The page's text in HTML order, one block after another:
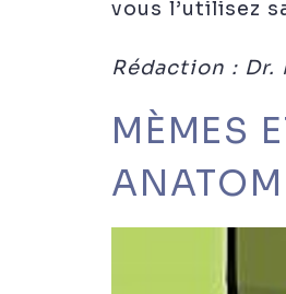
vous l’utilisez
Rédaction : Dr.
MÈMES